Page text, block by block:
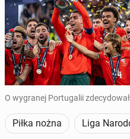
O wygranej Portugalii
Piłka nożna Liga